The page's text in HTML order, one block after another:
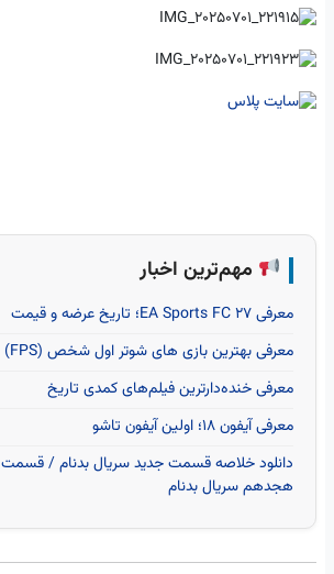
مهم‌ترین اخبار
معرفی EA Sports FC 27؛ تاریخ عرضه و قیمت
معرفی بهترین بازی های شوتر اول شخص (FPS) تاریخ
معرفی خنده‌دارترین فیلم‌های کمدی تاریخ
معرفی آیفون ۱۸؛ اولین آیفون تاشو
دانلود خلاصه قسمت جدید سریال بدنام / قسمت
هجدهم سریال بدنام